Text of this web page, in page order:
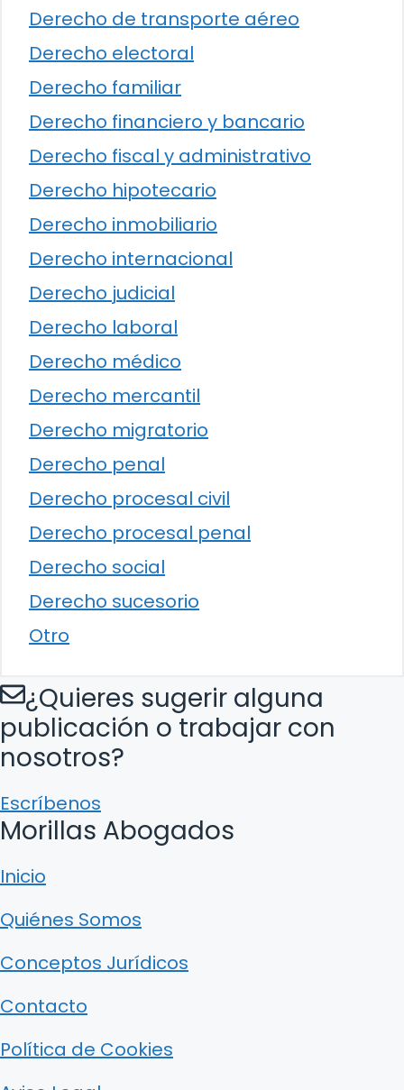
Derecho de transporte aéreo
Derecho electoral
Derecho familiar
Derecho financiero y bancario
Derecho fiscal y administrativo
Derecho hipotecario
Derecho inmobiliario
Derecho internacional
Derecho judicial
Derecho laboral
Derecho médico
Derecho mercantil
Derecho migratorio
Derecho penal
Derecho procesal civil
Derecho procesal penal
Derecho social
Derecho sucesorio
Otro
¿Quieres sugerir alguna
publicación o trabajar con
nosotros?
Escríbenos
Morillas Abogados
Inicio
Quiénes Somos
Conceptos Jurídicos
Contacto
Política de Cookies